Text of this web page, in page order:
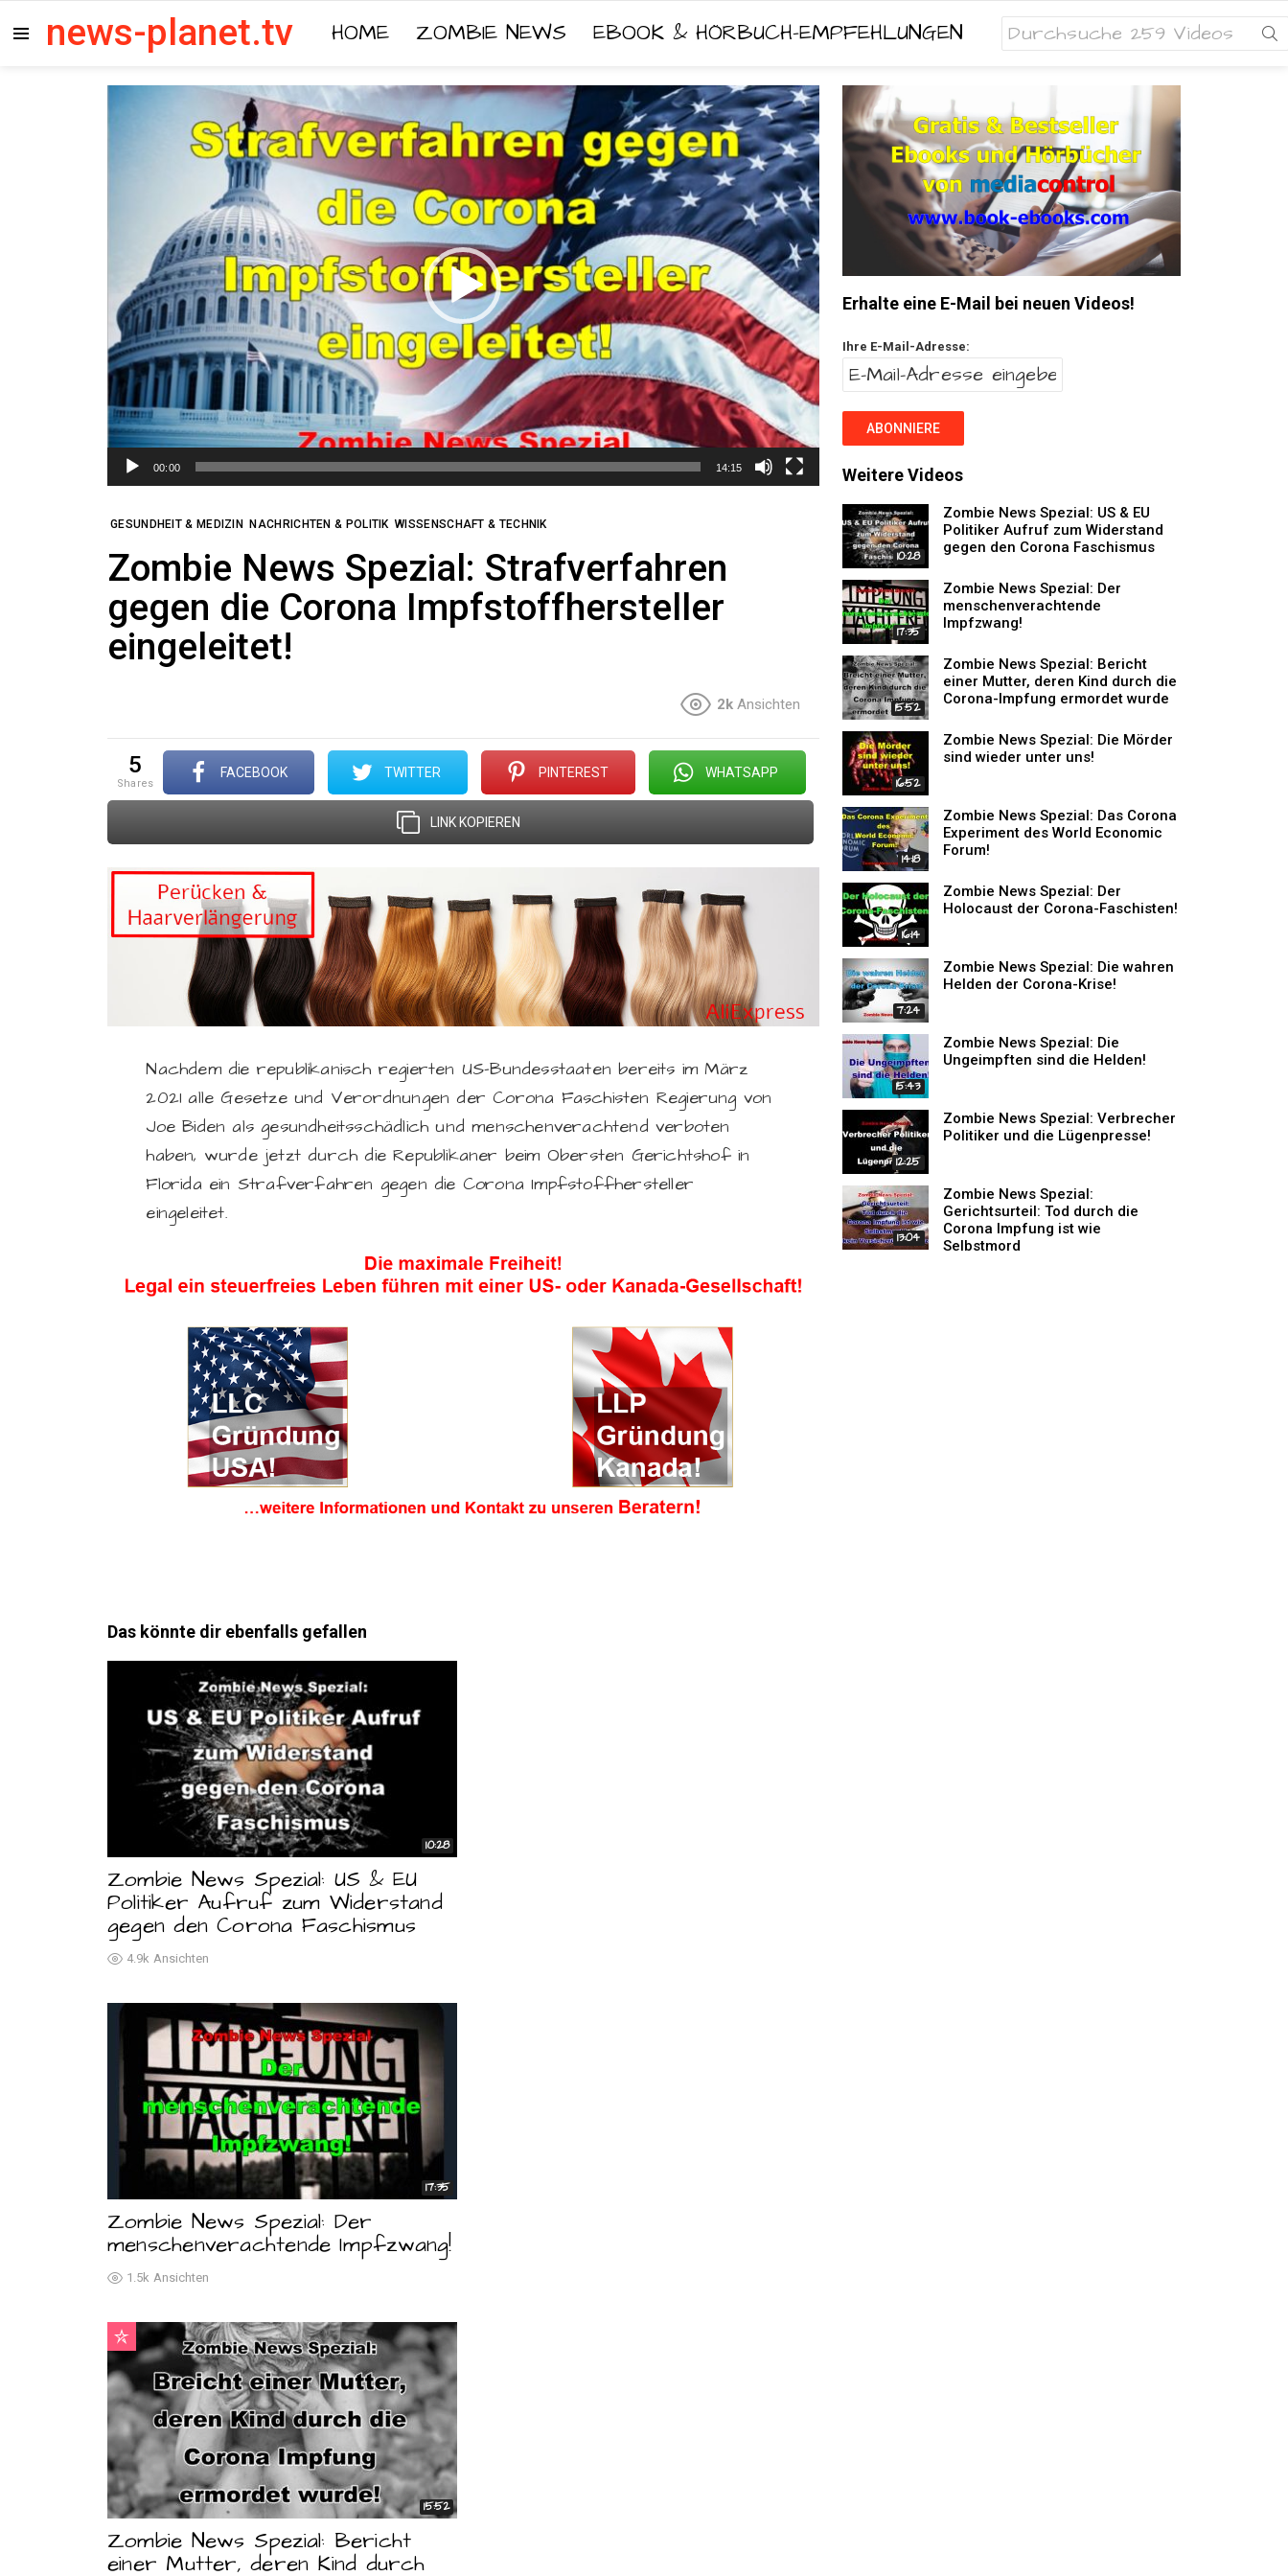
news-planet.tv HOME ZOMBIE NEWS EBOOK & HÖRBUCH-EMPFEHLUNGEN
for:
Video-
00:00 14:15
GESUNDHEIT & MEDIZIN NACHRICHTEN & POLITIK WISSENSCHAFT & TECHNIK
Zombie News Spezial: Strafverfahren
gegen die Corona Impfstoffhersteller
eingeleitet!
2k Ansichten
5
shares
FACEBOOK TWITTER PINTEREST WHATSAPP
LINK KOPIEREN
Nachdem die republikanisch regierten US-Bundesstaaten bereits im März
2021 alle Gesetze und Verordnungen der Corona Faschisten Regierung von
Joe Biden als gesundheitsschädlich und menschenverachtend verboten
haben, wurde jetzt durch die Republikaner beim Obersten Gerichtshof in
Florida ein Strafverfahren gegen die Corona Impfstoffhersteller
eingeleitet.
Das könnte dir ebenfalls gefallen
10:28
4.9k Ansichten
Zombie News Spezial: US & EU
Politiker Aufruf zum Widerstand
gegen den Corona Faschismus
17:35
1.5k Ansichten
Zombie News Spezial: Der
menschenverachtende Impfzwang!
15:52
Zombie News Spezial: Bericht
einer Mutter, deren Kind durch
Erhalte eine E-Mail bei neuen Videos!
Ihre E-Mail-Adresse:
Weitere Videos
10:28
Zombie News Spezial: US & EU
Politiker Aufruf zum Widerstand
gegen den Corona Faschismus
17:35
Zombie News Spezial: Der
menschenverachtende
Impfzwang!
15:52
Zombie News Spezial: Bericht
einer Mutter, deren Kind durch die
Corona-Impfung ermordet wurde
16:52
Zombie News Spezial: Die Mörder
sind wieder unter uns!
14:18
Zombie News Spezial: Das Corona
Experiment des World Economic
Forum!
16:14
Zombie News Spezial: Der
Holocaust der Corona-Faschisten!
7:24
Zombie News Spezial: Die wahren
Helden der Corona-Krise!
15:43
Zombie News Spezial: Die
Ungeimpften sind die Helden!
12:25
Zombie News Spezial: Verbrecher
Politiker und die Lügenpresse!
13:04
Zombie News Spezial:
Gerichtsurteil: Tod durch die
Corona Impfung ist wie
Selbstmord